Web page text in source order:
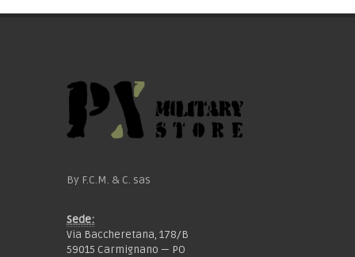
By F.C.M. & C. sas
Sede:
Via Baccheretana, 178/B
59015 Carmignano — PO